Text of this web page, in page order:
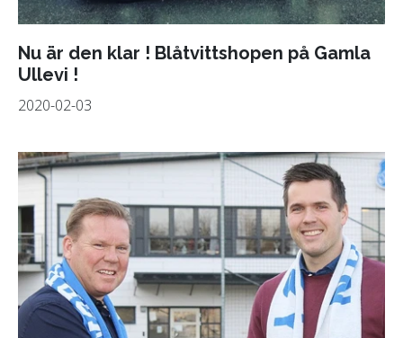
Nu är den klar ! Blåtvittshopen på Gamla
Ullevi !
2020-02-03